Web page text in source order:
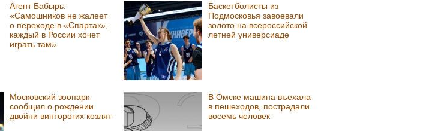
Агент Бабырь:
«Самошников не жалеет
о переходе в «Спартак»,
каждый в России хочет
играть там»
Баскетболисты из
Подмосковья завоевали
золото на всероссийской
летней универсиаде
Московский зоопарк
сообщил о рождении
двойни винторогих козлят
В Омске машина въехала
в пешеходов, пострадали
восемь человек